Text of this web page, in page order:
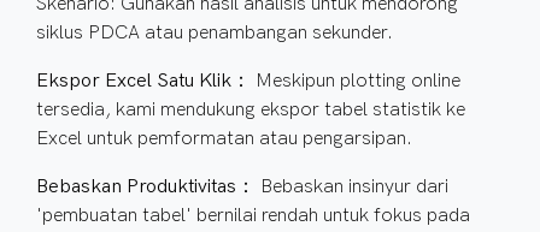
Skenario: Gunakan hasil analisis untuk mendorong
siklus PDCA atau penambangan sekunder.
Ekspor Excel Satu Klik：
Meskipun plotting online
tersedia, kami mendukung ekspor tabel statistik ke
Excel untuk pemformatan atau pengarsipan.
Bebaskan Produktivitas：
Bebaskan insinyur dari
'pembuatan tabel' bernilai rendah untuk fokus pada